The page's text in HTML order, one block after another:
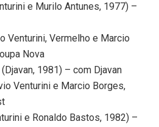
e Murilo Antunes, 1977) –
Venturini, Vermelho e Marcio
Nova
1981) – com Djavan
Venturini e Marcio Borges,
e Ronaldo Bastos, 1982) –